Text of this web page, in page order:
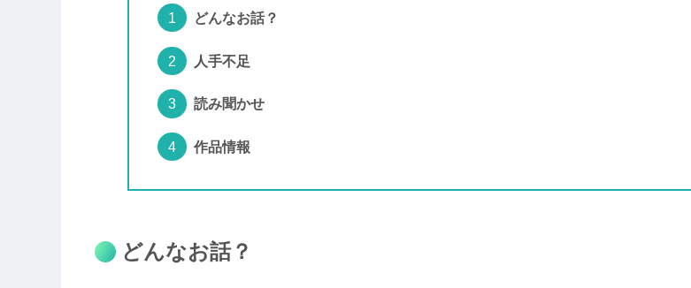
どんなお話？
人手不足
読み聞かせ
作品情報
どんなお話？